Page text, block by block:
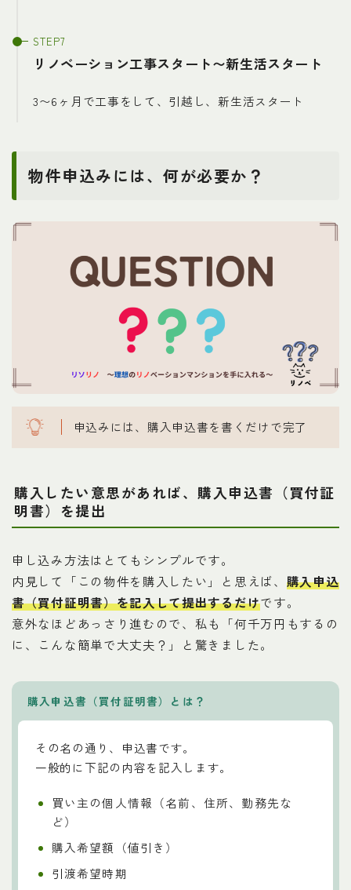
リノベーション工事スタート〜新生活スタート
3〜6ヶ月で工事をして、引越し、新生活スタート
物件申込みには、何が必要か？
申込みには、購入申込書を書くだけで完了
購入したい意思があれば、購入申込書（買付証
明書）を提出
申し込み方法はとてもシンプルです。
内見して「この物件を購入したい」と思えば、 購入申込
書（買付証明書）を記入して提出するだけです。
意外なほどあっさり進むので、私も「何千万円もするの
に、こんな簡単で大丈夫？」と驚きました。
購入申込書（買付証明書）とは？
その名の通り、申込書です。
一般的に下記の内容を記入します。
買い主の個人情報（名前、住所、勤務先な
ど）
購入希望額（値引き）
引渡希望時期